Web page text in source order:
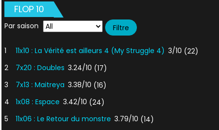
FLOP 10
Par saison
1 11x10 : La Vérité est ailleurs 4 (My Struggle 4) 3/10 (22)
2
7x20 : Doubles 3.24/10 (17)
3
7x13 : Maitreya 3.38/10 (16)
4
1x08 : Espace 3.42/10 (24)
5
11x06 : Le Retour du monstre 3.79/10 (14)